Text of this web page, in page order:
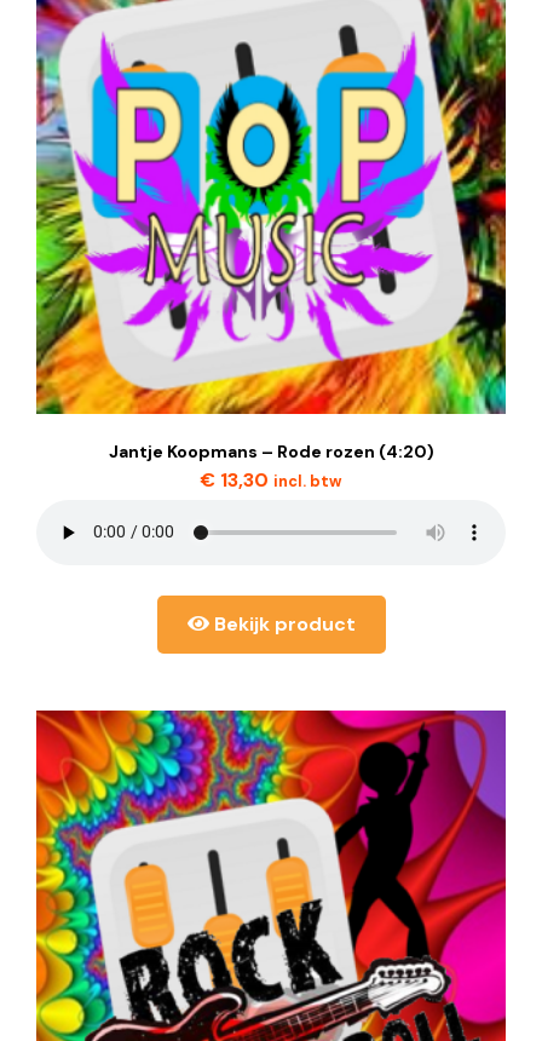
Jantje Koopmans – Rode rozen (4:20)
€ 13,30 incl. btw
Bekijk product